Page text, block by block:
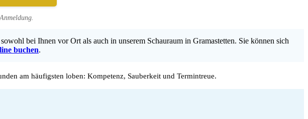
bei Ihnen vor Ort als auch in unserem Schauraum in Gramastetten. Sie können sich
buchen.
am häufigsten loben: Kompetenz, Sauberkeit und Termintreue.